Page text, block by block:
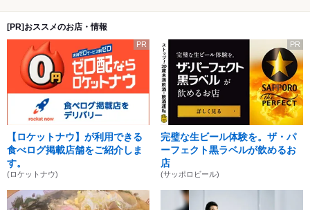
[PR]おススメのお店・情報
PR
【ロケットナウ】が利用できる
食べログ掲載店舗をご紹介しま
す。
(ロケットナウ)
PR
完璧な生ビール体験を。ザ・パ
ーフェクト黒ラベルが飲めるお
店
(サッポロビール)